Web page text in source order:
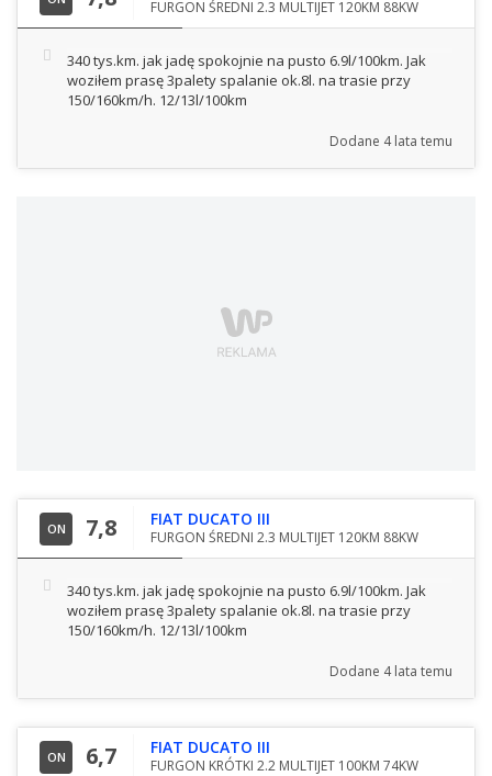
FURGON ŚREDNI 2.3 MULTIJET 120KM 88KW
340 tys.km. jak jadę spokojnie na pusto 6.9l/100km. Jak
woziłem prasę 3palety spalanie ok.8l. na trasie przy
150/160km/h. 12/13l/100km
Dodane 4 lata temu
ON 7,8 FIAT DUCATO III
FURGON ŚREDNI 2.3 MULTIJET 120KM 88KW
340 tys.km. jak jadę spokojnie na pusto 6.9l/100km. Jak
woziłem prasę 3palety spalanie ok.8l. na trasie przy
150/160km/h. 12/13l/100km
Dodane 4 lata temu
ON 6,7 FIAT DUCATO III
FURGON KRÓTKI 2.2 MULTIJET 100KM 74KW